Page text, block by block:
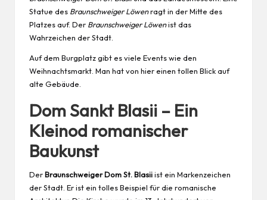
Statue des Braunschweiger Löwenragt in der Mitte des
Platzes auf. Der Braunschweiger Löwenist das
Wahrzeichen der Stadt.
Auf dem Burgplatz gibt es viele Events wie den
Weihnachtsmarkt. Man hat von hier einen tollen Blick auf
alte Gebäude.
Dom Sankt Blasii – Ein
Kleinod romanischer
Baukunst
DerBraunschweiger Dom St. Blasiiist ein Markenzeichen
der Stadt. Er ist ein tolles Beispiel für die romanische